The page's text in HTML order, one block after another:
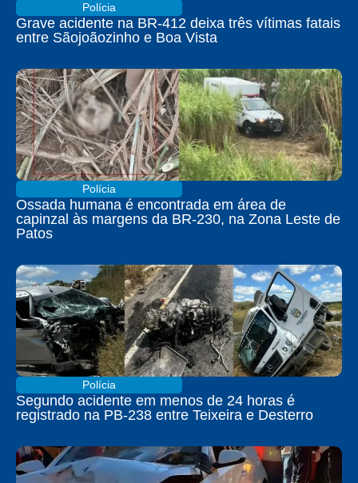
Polícia
Grave acidente na BR-412 deixa três vítimas fatais
entre Sãojoãozinho e Boa Vista
Polícia
Ossada humana é encontrada em área de
capinzal às margens da BR-230, na Zona Leste de
Patos
Polícia
Segundo acidente em menos de 24 horas é
registrado na PB-238 entre Teixeira e Desterro